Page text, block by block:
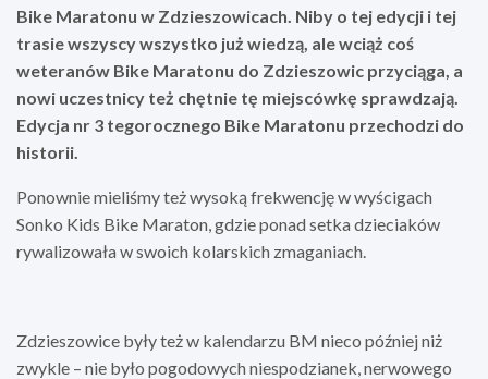
Bike Maratonu w Zdzieszowicach. Niby o tej edycji i tej
trasie wszyscy wszystko już wiedzą, ale wciąż coś
weteranów Bike Maratonu do Zdzieszowic przyciąga, a
nowi uczestnicy też chętnie tę miejscówkę sprawdzają.
Edycja nr 3 tegorocznego Bike Maratonu przechodzi do
historii.
Ponownie mieliśmy też wysoką frekwencję w wyścigach
Sonko Kids Bike Maraton, gdzie ponad setka dzieciaków
rywalizowała w swoich kolarskich zmaganiach.
Zdzieszowice były też w kalendarzu BM nieco później niż
zwykle – nie było pogodowych niespodzianek, nerwowego